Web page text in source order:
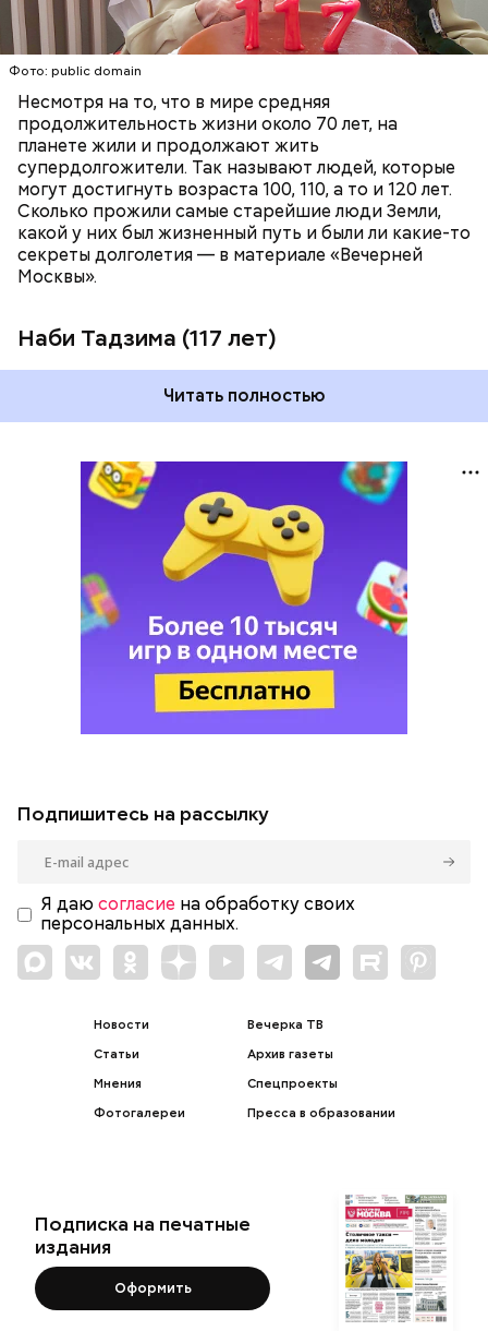
Фото: public domain
Несмотря на то, что в мире средняя
продолжительность жизни около 70 лет, на
планете жили и продолжают жить
супердолгожители. Так называют людей, которые
могут достигнуть возраста 100, 110, а то и 120 лет.
Сколько прожили самые старейшие люди Земли,
какой у них был жизненный путь и были ли какие-то
секреты долголетия — в материале «Вечерней
Москвы».
Наби Тадзима (117 лет)
Фото: public domain
Читать полностью
РЕКОРДЫ
Подпишитесь на рассылку
Я даю согласие на обработку своих
персональных данных.
Новости
Статьи
Мнения
Фотогалереи
Вечерка ТВ
Архив газеты
Спецпроекты
Пресса в образовании
Подписка на печатные
издания
Оформить